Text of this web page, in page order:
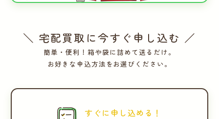
＼ 宅配買取に今すぐ申し込む ／
簡単・便利！箱や袋に詰めて送るだけ。
お好きな申込方法をお選びください。
すぐに申し込める！